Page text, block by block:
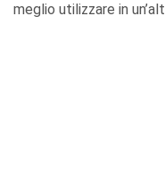
meglio utilizzare in